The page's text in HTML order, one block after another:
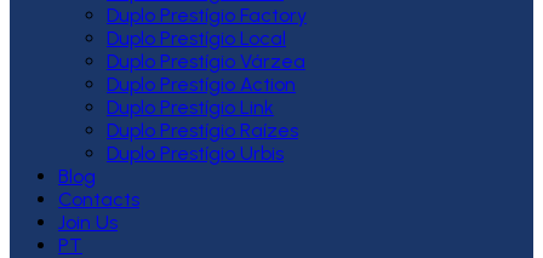
Duplo Prestígio Factory
Duplo Prestígio Local
Duplo Prestígio Várzea
Duplo Prestígio Action
Duplo Prestígio Link
Duplo Prestígio Raízes
Duplo Prestígio Urbis
Blog
Contacts
Join Us
PT